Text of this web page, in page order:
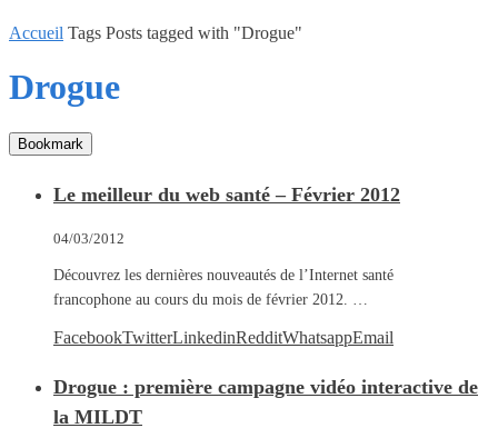
Accueil Tags Posts tagged with "Drogue"
Drogue
Bookmark
Le meilleur du web santé – Février 2012
04/03/2012
Découvrez les dernières nouveautés de l’Internet santé
francophone au cours du mois de février 2012. …
FacebookTwitterLinkedinRedditWhatsappEmail
Drogue : première campagne vidéo interactive de
la MILDT